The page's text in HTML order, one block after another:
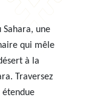
Sahara, une
qui mêle
à la
Traversez